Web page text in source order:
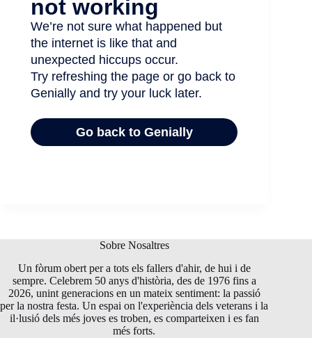
Sobre Nosaltres
Un fòrum obert per a tots els fallers d'ahir, de hui i de
sempre. Celebrem 50 anys d'història, des de 1976 fins a
2026, unint generacions en un mateix sentiment: la passió
per la nostra festa. Un espai on l'experiència dels veterans i la
il·lusió dels més joves es troben, es comparteixen i es fan
més forts.